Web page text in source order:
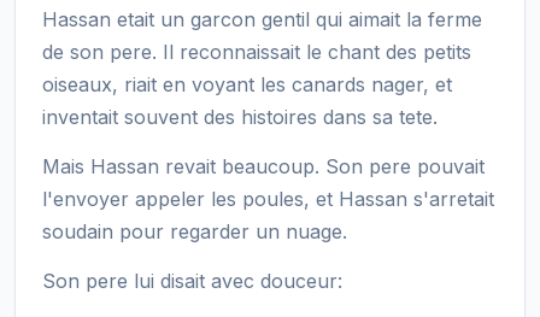
Hassan etait un garcon gentil qui aimait la ferme
de son pere. Il reconnaissait le chant des petits
oiseaux, riait en voyant les canards nager, et
inventait souvent des histoires dans sa tete.
Mais Hassan revait beaucoup. Son pere pouvait
l'envoyer appeler les poules, et Hassan s'arretait
soudain pour regarder un nuage.
Son pere lui disait avec douceur: